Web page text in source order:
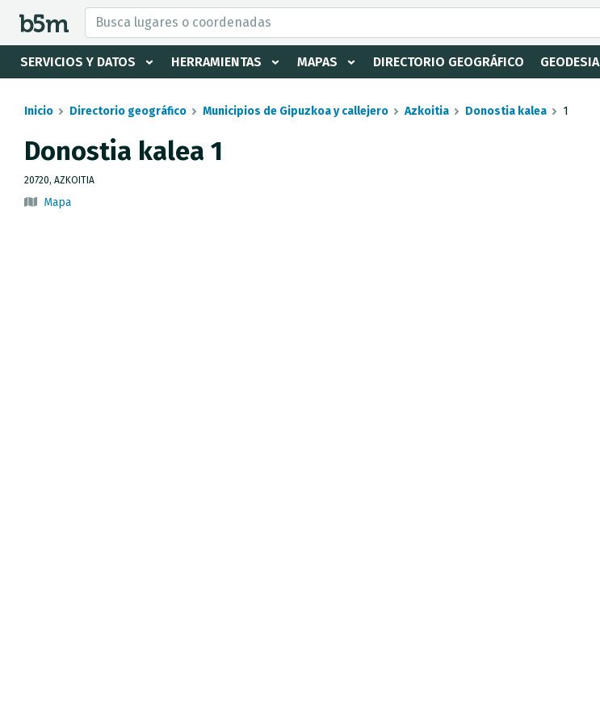
SERVICIOS Y DATOS HERRAMIENTAS MAPAS DIRECTORIO GEOGRÁFICO GEODESIA
Buscador y directorio
Inicio Directorio geográfico Municipios de Gipuzkoa y callejero Azkoitia Donostia kalea 1
Donostia kalea 1
20720, AZKOITIA
Mapa